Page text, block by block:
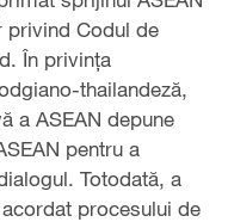
privind Codul de
În privința
thailandeză,
a ASEAN depune
pentru a
Totodată, a
procesului de